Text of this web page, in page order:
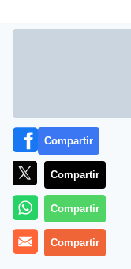
José Manuel Vidal
Compartir
Compartir
Compartir
Compartir